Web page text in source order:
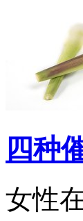
四种
女性